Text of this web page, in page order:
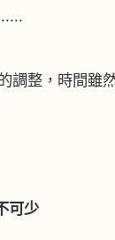
調整，時間雖
可少